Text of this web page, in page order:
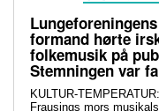
formand hørte
folkemusik på
Stemningen var
KULTUR-
Frausings mors